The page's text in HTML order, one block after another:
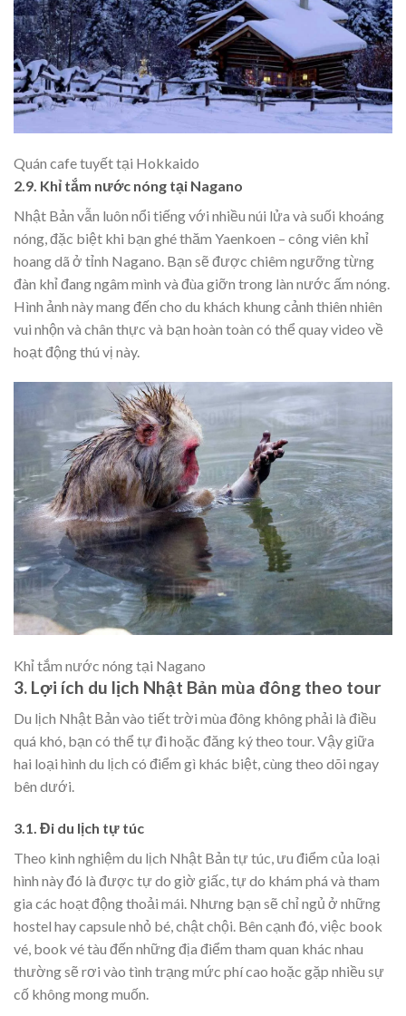
Quán cafe tuyết tại Hokkaido
2.9. Khỉ tắm nước nóng tại Nagano
Nhật Bản vẫn luôn nổi tiếng với nhiều núi lửa và suối khoáng
nóng, đặc biệt khi bạn ghé thăm Yaenkoen – công viên khỉ
hoang dã ở tỉnh Nagano. Bạn sẽ được chiêm ngưỡng từng
đàn khỉ đang ngâm mình và đùa giỡn trong làn nước ấm nóng.
Hình ảnh này mang đến cho du khách khung cảnh thiên nhiên
vui nhộn và chân thực và bạn hoàn toàn có thể quay video về
hoạt động thú vị này.
Khỉ tắm nước nóng tại Nagano
3. Lợi ích du lịch Nhật Bản mùa đông theo tour
Du lịch Nhật Bản vào tiết trời mùa đông không phải là điều
quá khó, bạn có thể tự đi hoặc đăng ký theo tour. Vậy giữa
hai loại hình du lịch có điểm gì khác biệt, cùng theo dõi ngay
bên dưới.
3.1. Đi du lịch tự túc
Theo kinh nghiệm du lịch Nhật Bản tự túc, ưu điểm của loại
hình này đó là được tự do giờ giấc, tự do khám phá và tham
gia các hoạt động thoải mái. Nhưng bạn sẽ chỉ ngủ ở những
hostel hay capsule nhỏ bé, chật chội. Bên cạnh đó, việc book
vé, book vé tàu đến những địa điểm tham quan khác nhau
thường sẽ rơi vào tình trạng mức phí cao hoặc gặp nhiều sự
cố không mong muốn.